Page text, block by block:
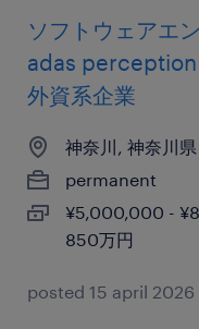
ソフトウェアエ
adas
外資系企業
神奈川, 神奈川県
permanent
¥5,000,000 -
850万円
posted 15 april 2026